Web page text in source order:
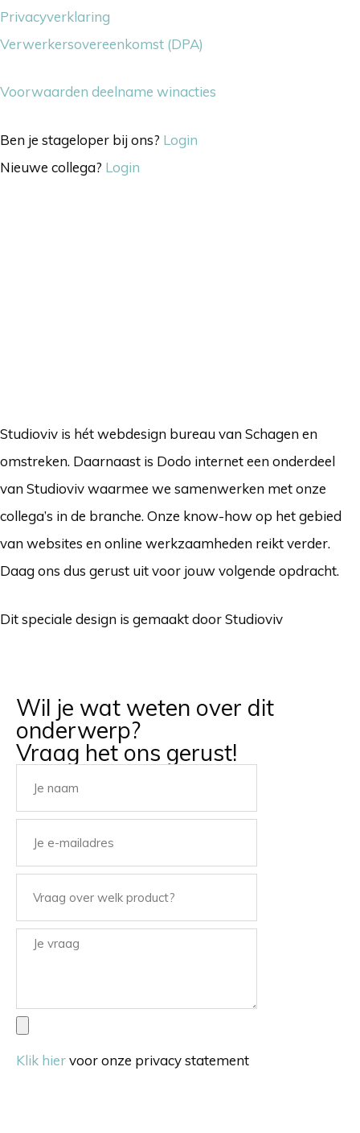
Privacyverklaring
Verwerkersovereenkomst (DPA)
Voorwaarden deelname winacties
Ben je stageloper bij ons? Login
Nieuwe collega? Login
Studioviv is hét webdesign bureau van Schagen en
omstreken. Daarnaast is Dodo internet een onderdeel
van Studioviv waarmee we samenwerken met onze
collega’s in de branche. Onze know-how op het gebied
van websites en online werkzaamheden reikt verder.
Daag ons dus gerust uit voor jouw volgende opdracht.
Dit speciale design is gemaakt door Studioviv
Wil je wat weten over dit
onderwerp?
Vraag het ons gerust!
Klik hiervoor onze privacy statement